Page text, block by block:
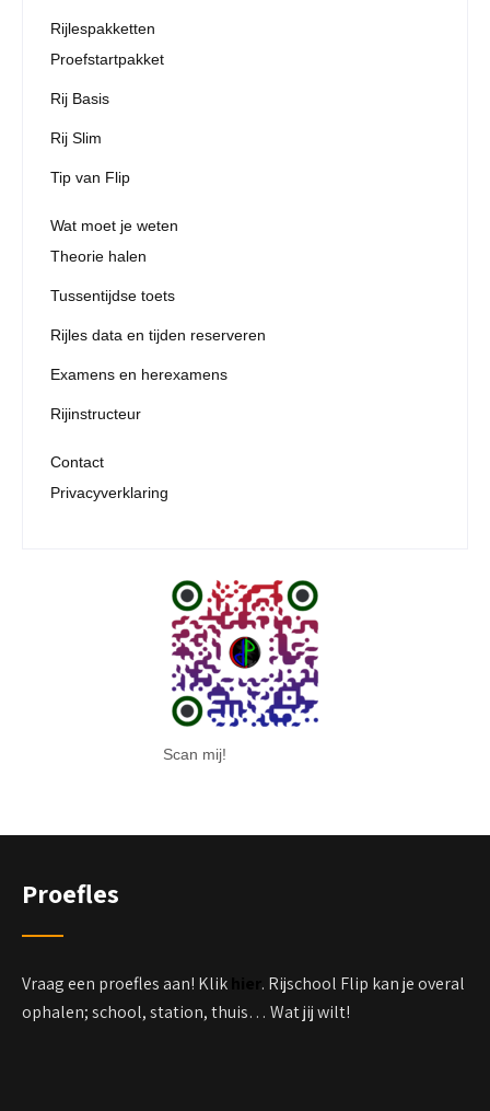
Rijlespakketten
Proefstartpakket
Rij Basis
Rij Slim
Tip van Flip
Wat moet je weten
Theorie halen
Tussentijdse toets
Rijles data en tijden reserveren
Examens en herexamens
Rijinstructeur
Contact
Privacyverklaring
Scan mij!
Proefles
Vraag een proefles aan! Klik
. Rijschool Flip kan je overal
ophalen; school, station, thuis… Wat jij wilt!